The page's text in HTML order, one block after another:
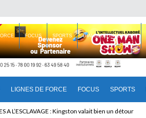
LIGNES DE FORCE FOCUS SPORTS
FOCUS SPORTS DIALOGUE INTERIEUR
pilote le Cameroun ?